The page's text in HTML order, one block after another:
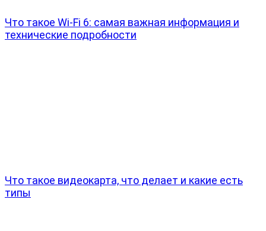
Что такое Wi-Fi 6: самая важная информация и
технические подробности
Что такое видеокарта, что делает и какие есть
типы